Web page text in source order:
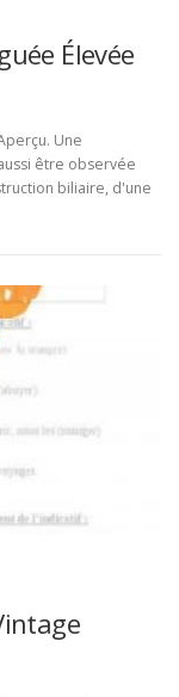
Élevée
Une
être observée
biliaire, d'une